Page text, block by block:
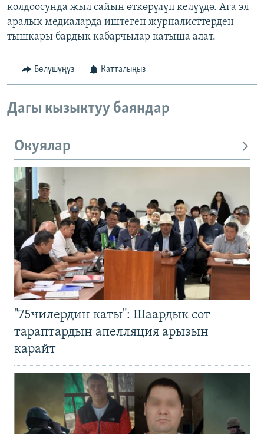
колдоосунда жыл сайын өткөрүлүп келүүдө. Ага эл
аралык медиаларда иштеген журналисттерден
тышкары бардык кабарчылар катыша алат.
Бөлүшүңүз Катталыңыз
Дагы кызыктуу баяндар
Окуялар
"75чилердин каты": Шаардык сот
тараптардын апелляция арызын
карайт